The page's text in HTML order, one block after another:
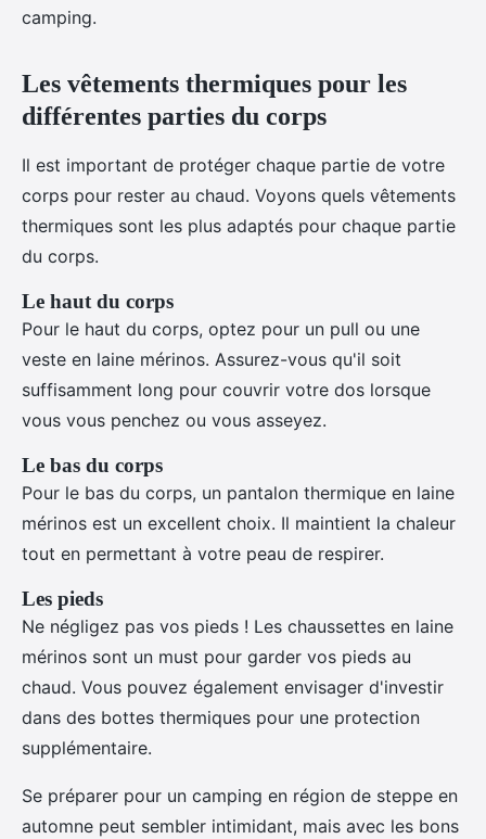
camping.
Les vêtements thermiques pour les
différentes parties du corps
Il est important de protéger chaque partie de votre
corps pour rester au chaud. Voyons quels vêtements
thermiques sont les plus adaptés pour chaque partie
du corps.
Le haut du corps
Pour le haut du corps, optez pour un pull ou une
veste en laine mérinos. Assurez-vous qu'il soit
suffisamment long pour couvrir votre dos lorsque
vous vous penchez ou vous asseyez.
Le bas du corps
Pour le bas du corps, un pantalon thermique en laine
mérinos est un excellent choix. Il maintient la chaleur
tout en permettant à votre peau de respirer.
Les pieds
Ne négligez pas vos pieds ! Les chaussettes en laine
mérinos sont un must pour garder vos pieds au
chaud. Vous pouvez également envisager d'investir
dans des bottes thermiques pour une protection
supplémentaire.
Se préparer pour un camping en région de steppe en
automne peut sembler intimidant, mais avec les bons